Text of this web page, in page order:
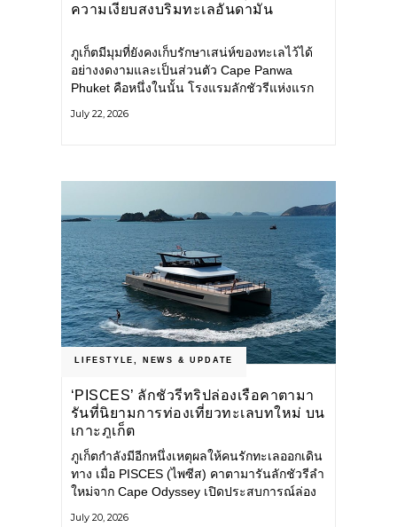
ความเงียบสงบริมทะเลอันดามัน
ภูเก็ตมีมุมที่ยังคงเก็บรักษาเสน่ห์ของทะเลไว้ได้
อย่างงดงามและเป็นส่วนตัว Cape Panwa
Phuket คือหนึ่งในนั้น โรงแรมลักชัวรีแห่งแรก
แหลมพันวา ทางตะวันออกเฉียงใต้ของเกาะ
July 22, 2026
LIFESTYLE, NEWS & UPDATE
‘PISCES’ ลักชัวรีทริปล่องเรือคาตามา
รันที่นิยามการท่องเที่ยวทะเลบทใหม่ บน
เกาะภูเก็ต
ภูเก็ตกำลังมีอีกหนึ่งเหตุผลให้คนรักทะเลออกเดิน
ทาง เมื่อ PISCES (ไพซีส) คาตามารันลักชัวรีลำ
ใหม่จาก Cape Odyssey เปิดประสบการณ์ล่อง
July 20, 2026